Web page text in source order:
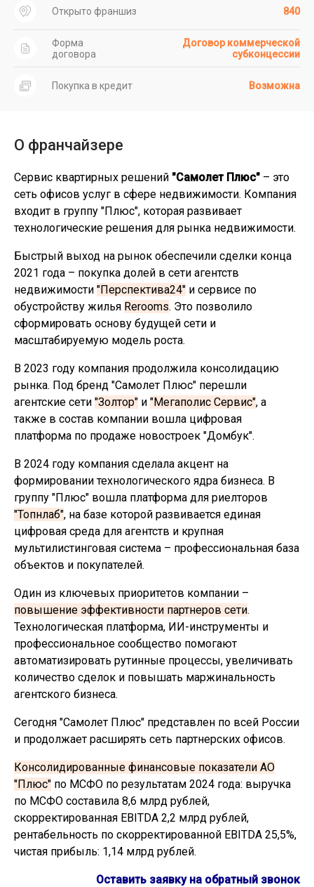
Открыто франшиз 840
Форма
договора
Договор коммерческой
субконцессии
Покупка в кредит Возможна
О франчайзере
Сервис квартирных решений "Самолет Плюс" – это
сеть офисов услуг в сфере недвижимости. Компания
входит в группу "Плюс", которая развивает
технологические решения для рынка недвижимости.
Быстрый выход на рынок обеспечили сделки конца
2021 года – покупка долей в сети агентств
недвижимости "Перспектива24" и сервисе по
обустройству жилья Rerooms. Это позволило
сформировать основу будущей сети и
масштабируемую модель роста.
В 2023 году компания продолжила консолидацию
рынка. Под бренд "Самолет Плюс" перешли
агентские сети "Золтор" и "Мегаполис Сервис", а
также в состав компании вошла цифровая
платформа по продаже новостроек "Домбук".
В 2024 году компания сделала акцент на
формировании технологического ядра бизнеса. В
группу "Плюс" вошла платформа для риелторов
"Топнлаб", на базе которой развивается единая
цифровая среда для агентств и крупная
мультилистинговая система – профессиональная база
объектов и покупателей.
Один из ключевых приоритетов компании –
повышение эффективности партнеров сети.
Технологическая платформа, ИИ-инструменты и
профессиональное сообщество помогают
автоматизировать рутинные процессы, увеличивать
количество сделок и повышать маржинальность
агентского бизнеса.
Сегодня "Самолет Плюс" представлен по всей России
и продолжает расширять сеть партнерских офисов.
Консолидированные финансовые показатели АО
"Плюс" по МСФО по результатам 2024 года: выручка
по МСФО составила 8,6 млрд рублей,
скорректированная EBITDA 2,2 млрд рублей,
рентабельность по скорректированной EBITDA 25,5%,
чистая прибыль: 1,14 млрд рублей.
Оставить заявку на обратный звонок